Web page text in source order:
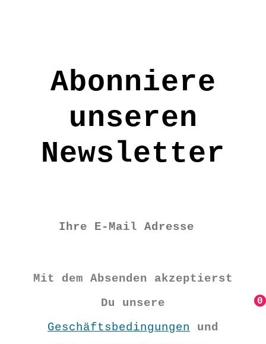
0
0
Material: 100% Wolle
Pflege: mit feuchtem Tuch
abtupfen
FE9914
Filzbuchstabe
Abonniere
unseren
Newsletter
Mit dem Absenden akzeptierst
Du unsere
Geschäftsbedingungen und